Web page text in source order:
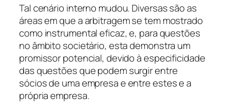
Tal cenário interno mudou. Diversas são as
áreas em que a arbitragem se tem mostrado
como instrumental eficaz, e, para questões
no âmbito societário, esta demonstra um
promissor potencial, devido à especificidade
das questões que podem surgir entre
sócios de uma empresa e entre estes e a
própria empresa.